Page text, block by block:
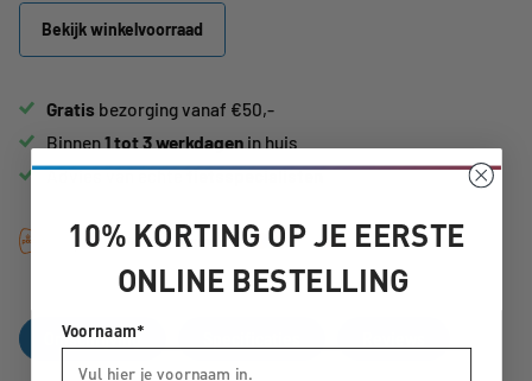
Bekijk winkelvoorraad
Gratis bezorging vanaf €50,-
Binnen1 tot 3 werkdagen in huis
Advies van echtefietsspecialisten
Omschrijving
10% KORTING OP JE EERSTE
ONLINE BESTELLING
Voornaam*